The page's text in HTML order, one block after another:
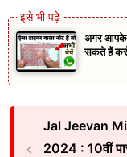
अगर आपके
सकते हैं
Jal Jeevan
2024 : 10वीं